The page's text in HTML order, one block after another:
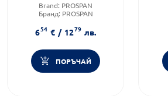
Brand: PROSPAN
Бранд: PROSPAN
654 € / 1279 лв.
ПОРЪЧАЙ